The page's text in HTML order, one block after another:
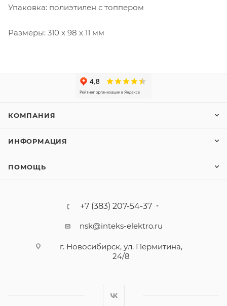
Упаковка: полиэтилен с топпером
Размеры: 310 х 98 х 11 мм
КОМПАНИЯ
ИНФОРМАЦИЯ
ПОМОЩЬ
+7 (383) 207-54-37
nsk@inteks-elektro.ru
г. Новосибирск, ул. Пермитина,
24/8